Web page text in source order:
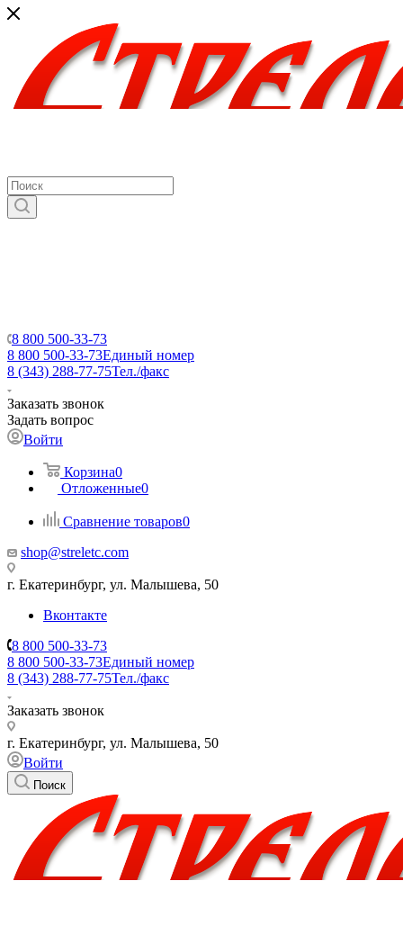
8 800 500-33-73
8 800 500-33-73Единый номер
8 (343) 288-77-75Тел./факс
Заказать звонок
Задать вопрос
Войти
Корзина0
Отложенные0
Сравнение товаров0
shop@streletc.com
г. Екатеринбург, ул. Малышева, 50
Вконтакте
8 800 500-33-73
8 800 500-33-73Единый номер
8 (343) 288-77-75Тел./факс
Заказать звонок
г. Екатеринбург, ул. Малышева, 50
Войти
Поиск